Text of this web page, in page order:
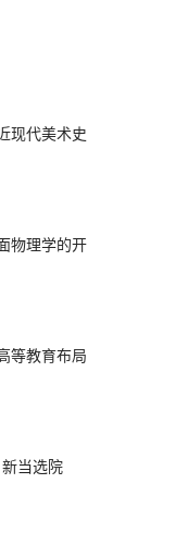
现代美术史
物理学的开
等教育布局
当选院